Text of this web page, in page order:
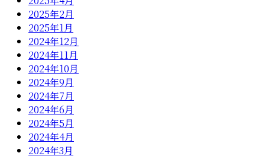
2025年2月
2025年1月
2024年12月
2024年11月
2024年10月
2024年9月
2024年7月
2024年6月
2024年5月
2024年4月
2024年3月